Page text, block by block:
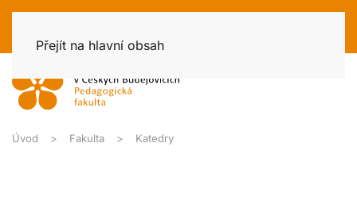
Přejít na hlavní obsah
Úvod Fakulta Katedry